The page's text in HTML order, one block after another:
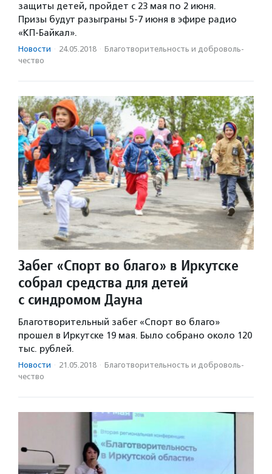
защиты детей, пройдет с 23 мая по 2 июня.
Призы будут разыграны 5-7 июня в эфире радио
«КП-Байкал».
Новости · 24.05.2018 · Благотвори­тель­ность и доброволь­
чест­во
Забег «Спорт во благо» в Иркутске
собрал средства для детей
с синдромом Дауна
Благотворительный забег «Спорт во благо»
прошел в Иркутске 19 мая. Было собрано около 120
тыс. рублей.
Новости · 21.05.2018 · Благотвори­тель­ность и доброволь­
чест­во